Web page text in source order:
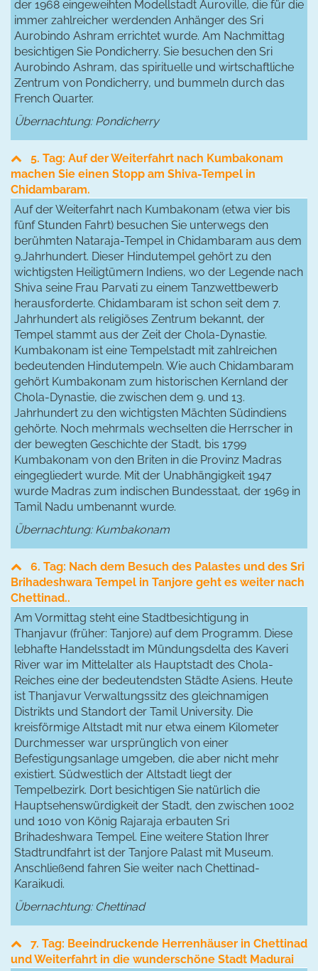
der 1968 eingeweihten Modellstadt Auroville, die für die
immer zahlreicher werdenden Anhänger des Sri
Aurobindo Ashram errichtet wurde. Am Nachmittag
besichtigen Sie Pondicherry. Sie besuchen den Sri
Aurobindo Ashram, das spirituelle und wirtschaftliche
Zentrum von Pondicherry, und bummeln durch das
French Quarter.
Übernachtung: Pondicherry
5. Tag: Auf der Weiterfahrt nach Kumbakonam
machen Sie einen Stopp am Shiva-Tempel in
Chidambaram.
Auf der Weiterfahrt nach Kumbakonam (etwa vier bis
fünf Stunden Fahrt) besuchen Sie unterwegs den
berühmten Nataraja-Tempel in Chidambaram aus dem
9.Jahrhundert. Dieser Hindutempel gehört zu den
wichtigsten Heiligtümern Indiens, wo der Legende nach
Shiva seine Frau Parvati zu einem Tanzwettbewerb
herausforderte. Chidambaram ist schon seit dem 7.
Jahrhundert als religiöses Zentrum bekannt, der
Tempel stammt aus der Zeit der Chola-Dynastie.
Kumbakonam ist eine Tempelstadt mit zahlreichen
bedeutenden Hindutempeln. Wie auch Chidambaram
gehört Kumbakonam zum historischen Kernland der
Chola-Dynastie, die zwischen dem 9. und 13.
Jahrhundert zu den wichtigsten Mächten Südindiens
gehörte. Noch mehrmals wechselten die Herrscher in
der bewegten Geschichte der Stadt, bis 1799
Kumbakonam von den Briten in die Provinz Madras
eingegliedert wurde. Mit der Unabhängigkeit 1947
wurde Madras zum indischen Bundesstaat, der 1969 in
Tamil Nadu umbenannt wurde.
Übernachtung: Kumbakonam
6. Tag: Nach dem Besuch des Palastes und des Sri
Brihadeshwara Tempel in Tanjore geht es weiter nach
Chettinad..
Am Vormittag steht eine Stadtbesichtigung in
Thanjavur (früher: Tanjore) auf dem Programm. Diese
lebhafte Handelsstadt im Mündungsdelta des Kaveri
River war im Mittelalter als Hauptstadt des Chola-
Reiches eine der bedeutendsten Städte Asiens. Heute
ist Thanjavur Verwaltungssitz des gleichnamigen
Distrikts und Standort der Tamil University. Die
kreisförmige Altstadt mit nur etwa einem Kilometer
Durchmesser war ursprünglich von einer
Befestigungsanlage umgeben, die aber nicht mehr
existiert. Südwestlich der Altstadt liegt der
Tempelbezirk. Dort besichtigen Sie natürlich die
Hauptsehenswürdigkeit der Stadt, den zwischen 1002
und 1010 von König Rajaraja erbauten Sri
Brihadeshwara Tempel. Eine weitere Station Ihrer
Stadtrundfahrt ist der Tanjore Palast mit Museum.
Anschließend fahren Sie weiter nach Chettinad-
Karaikudi.
Übernachtung: Chettinad
7. Tag: Beeindruckende Herrenhäuser in Chettinad
und Weiterfahrt in die wunderschöne Stadt Madurai